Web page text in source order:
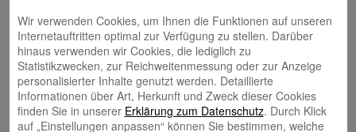
Tina Blatz-Ruhnau
Wir verwenden Cookies, um Ihnen die Funktionen auf unseren
Internetauftritten optimal zur Verfügung zu stellen. Darüber
hinaus verwenden wir Cookies, die lediglich zu
Statistikzwecken, zur Reichweitenmessung oder zur Anzeige
personalisierter Inhalte genutzt werden. Detaillierte
Informationen über Art, Herkunft und Zweck dieser Cookies
finden Sie in unserer Erklärung zum Datenschutz. Durch Klick
auf „Einstellungen anpassen“ können Sie bestimmen, welche